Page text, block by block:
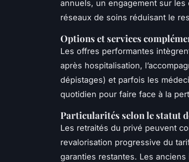
annuels, un engagement sur les
réseaux de soins réduisant le
Options et services
Les offres performantes
après hospitalisation,
dépistages) et parfois les
quotidien pour faire face à la
Particularités selon le statut
Les retraités du privé peuvent
revalorisation progressive du
garanties restantes. Les